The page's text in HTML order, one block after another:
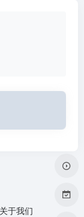
关于我们